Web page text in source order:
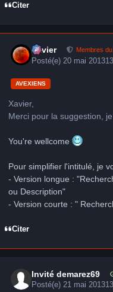
Citer
Xavier Membres
Posté(e) 20 mai 2013
AVEXIENS
Xavier,
Merci pour la suggestion, je
You're wellcome
Pour simplifier l'intitulé, je
- Version longue :
ou Description"
- Version courte : "
Citer
Invité demarez69
Posté(e)21 mai 2013